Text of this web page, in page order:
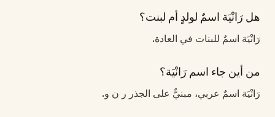
هل رَانْيَة اسمٌ لولدٍ أم لبنت؟
رَانْيَة اسمٌ للبنات في العادة.
من أين جاء اسم رَانْيَة؟
رَانْيَة اسمٌ عربي، مبنيٌّ على الجذر ر ن و.